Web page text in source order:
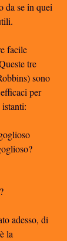
da se in quei
facile
tre
sono
per
adesso, di
la